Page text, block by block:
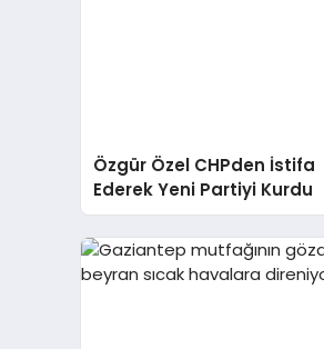
Özgür Özel CHPden İstifa
Ederek Yeni Partiyi Kurdu